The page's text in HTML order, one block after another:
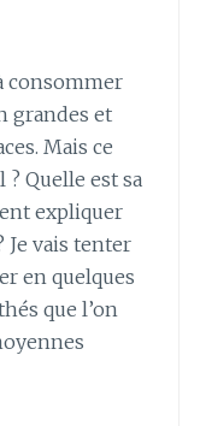
consommer
grandes et
Mais ce
Quelle est sa
expliquer
Je vais tenter
en quelques
que l’on